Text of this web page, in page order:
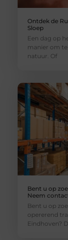
Ontdek de
Sloep
Een dag op
manier om
natuur. Of
Bent u op
Neem
Bent u op
opererend
Eindhoven?